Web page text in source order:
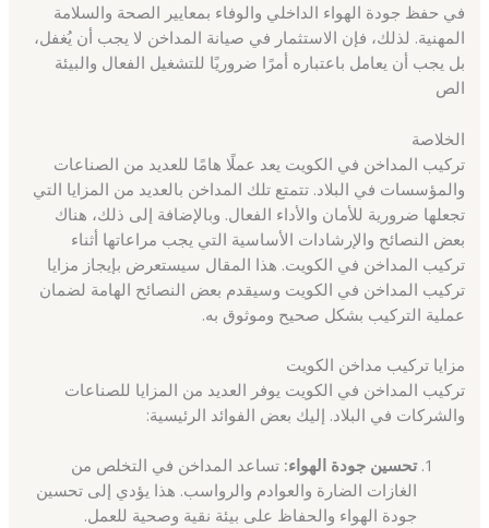
في حفظ جودة الهواء الداخلي والوفاء بمعايير الصحة والسلامة
المهنية. لذلك، فإن الاستثمار في صيانة المداخن لا يجب أن يُغفل،
بل يجب أن يعامل باعتباره أمرًا ضروريًا للتشغيل الفعال والبيئة
الص
الخلاصة
تركيب المداخن في الكويت يعد عملًا هامًا للعديد من الصناعات
والمؤسسات في البلاد. تتمتع تلك المداخن بالعديد من المزايا التي
تجعلها ضرورية للأمان والأداء الفعال. وبالإضافة إلى ذلك، هناك
بعض النصائح والإرشادات الأساسية التي يجب مراعاتها أثناء
تركيب المداخن في الكويت. هذا المقال سيستعرض بإيجاز مزايا
تركيب المداخن في الكويت وسيقدم بعض النصائح الهامة لضمان
عملية التركيب بشكل صحيح وموثوق به.
مزايا تركيب مداخن الكويت
تركيب المداخن في الكويت يوفر العديد من المزايا للصناعات
والشركات في البلاد. إليك بعض الفوائد الرئيسية:
تحسين جودة الهواء: تساعد المداخن في التخلص من
الغازات الضارة والعوادم والرواسب. هذا يؤدي إلى تحسين
جودة الهواء والحفاظ على بيئة نقية وصحية للعمل.